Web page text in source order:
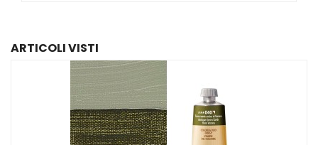
ARTICOLI VISTI